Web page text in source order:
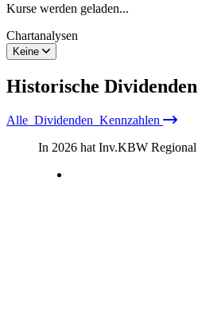
Kurse werden geladen...
Chartanalysen
Keine
Historische Dividenden
Alle Dividenden Kennzahlen
In 2026 hat Inv.KBW